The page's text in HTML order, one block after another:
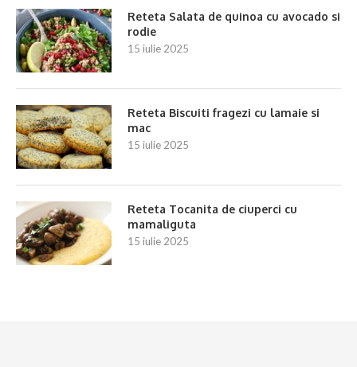
Reteta Salata de quinoa cu avocado si
rodie
15 iulie 2025
Reteta Biscuiti fragezi cu lamaie si
mac
15 iulie 2025
Reteta Tocanita de ciuperci cu
mamaliguta
15 iulie 2025